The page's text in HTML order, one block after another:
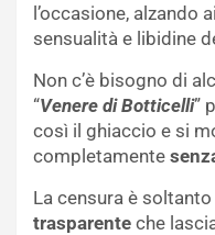
l’occasione, alzando
sensualità e libidine
Non c’è bisogno di
“Venere di Botticelli”
così il ghiaccio e si
completamente
La censura è soltanto
trasparente che